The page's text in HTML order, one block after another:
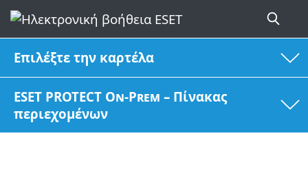
Επιλέξτε την καρτέλα
ESET PROTECT On-Prem – Πίνακας
περιεχομένων